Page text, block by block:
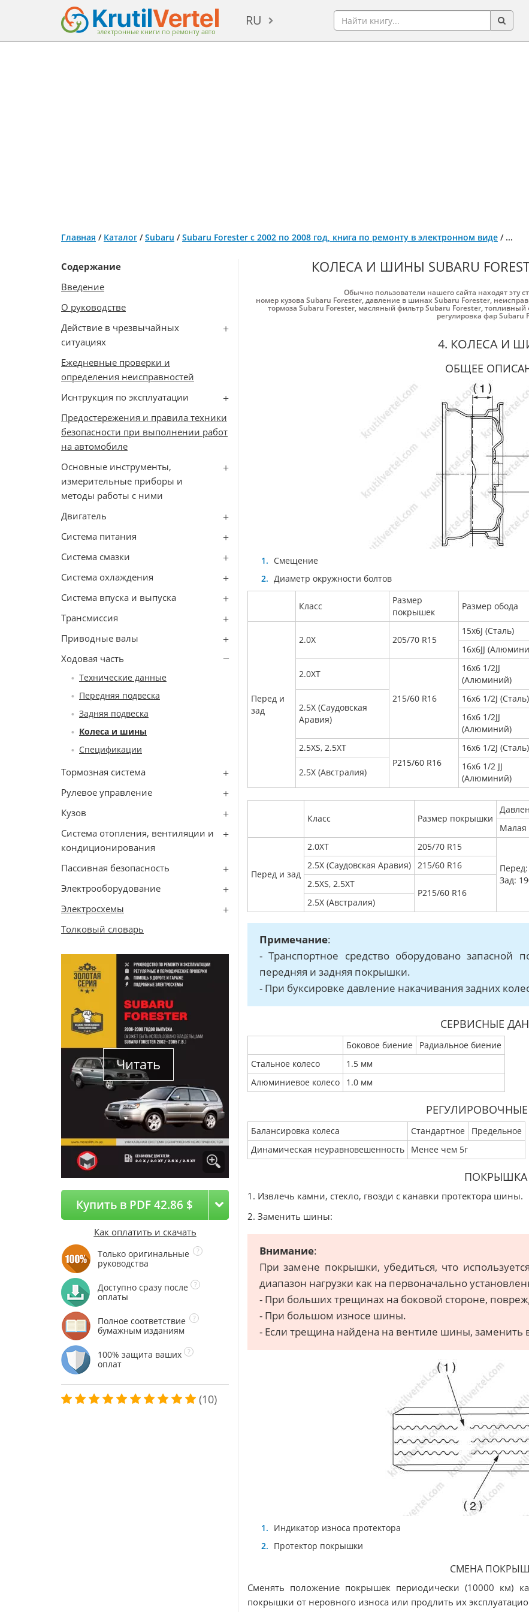
электронные книги по ремонту авто
RU
Главная / Каталог /Subaru /Subaru Forester с 2002 по 2008 год, книга по ремонту в электронном виде / ...
Содержание
Введение
О руководстве
Действие в чрезвычайных
ситуациях
Ежедневные проверки и
определения неисправностей
Иснтрукция по эксплуатации
Предостережения и правила техники
безопасности при выполнении работ
на автомобиле
Основные инструменты,
измерительные приборы и
методы работы с ними
Двигатель
Cистема питания
Система смазки
Система охлаждения
Система впуска и выпуска
Трансмиссия
Приводные валы
Ходовая часть
Технические данные
Передняя подвеска
Задняя подвеска
Колеса и шины
Спецификации
Тормозная система
Рулевое управление
Кузов
Система отопления, вентиляции и
кондиционирования
Пассивная безопасность
Электрооборудование
Электросхемы
Толковый словарь
Читать
Купить в PDF 42.86 $
Как оплатить и скачать
Только оригинальные
руководства
Доступно сразу после
оплаты
Полное соответствие
бумажным изданиям
100% защита ваших
оплат
(10)
КОЛЕСА И ШИНЫ SUBARU
Обычно пользователи нашего сайта находят эту
номер кузова Subaru Forester,давление в шинах Subaru Forester,
тормоза Subaru Forester, масляный фильтр Subaru Forester,топливный
регулировка фар Subaru
4. КОЛЕСА И
ОБЩЕЕ
Смещение
Диаметр окружности болтов
Класс
Размер
покрышек
Размер обода
Перед и
зад
2.0Х 205/70 R15
15x6J (Сталь)
16x6JJ
2.0ХТ
215/60 R16
16x6 1/2JJ
(Алюминий)
2.5Х (Саудовская
Аравия)
16x6 1/2J (Сталь)
16x6 1/2JJ
(Алюминий)
2.5ХS, 2.5XT
P215/60 R16
16x6 1/2J (Сталь)
2.5X (Австралия)
16x6 1/2 JJ
(Алюминий)
Класс Размер покрышки
Малая
Перед и зад
2.0ХТ
205/70 R15
Зад:
2.5Х (Саудовская Аравия) 215/60 R16
2.5ХS, 2.5XT
P215/60 R16
2.5X (Австралия)
Примечание:
- Транспортное средство оборудовано запасной
передняя и задняя покрышки.
- При буксировке давление накачивания задних
СЕРВИСНЫЕ
Боковое биение
Радиальное биение
Стальное колесо
1.5 мм
Алюминиевое колесо
1.0 мм
Балансировка колеса Стандартное
Предельное
Динамическая неуравновешенность
Менее чем 5г
ПОКРЫШКА
1. Извлечь камни, стекло, гвозди с канавки протектора шины.
2. Заменить шины:
Внимание:
При замене покрышки, убедиться, что
диапазон нагрузки как на первоначально
- При больших трещинах на боковой стороне,
- При большом износе шины.
- Если трещина найдена на вентиле шины,
Индикатор износа протектора
Протектор покрышки
СМЕНА
Сменять положение покрышек периодически (10000 км)
покрышки от неровного износа или продлить их